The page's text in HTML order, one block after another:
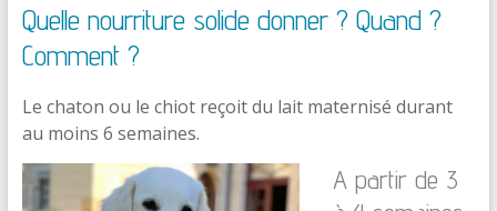
Quelle nourriture solide donner ? Quand ?
Comment ?
Le chaton ou le chiot reçoit du lait maternisé durant
au moins 6 semaines.
A partir de 3